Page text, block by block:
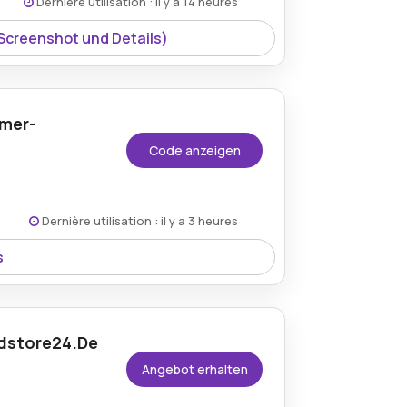
Woodstore24.
und Details)
Code anzeigen
Dernière utilisation : il y a 3 heures
Angebot erhalten